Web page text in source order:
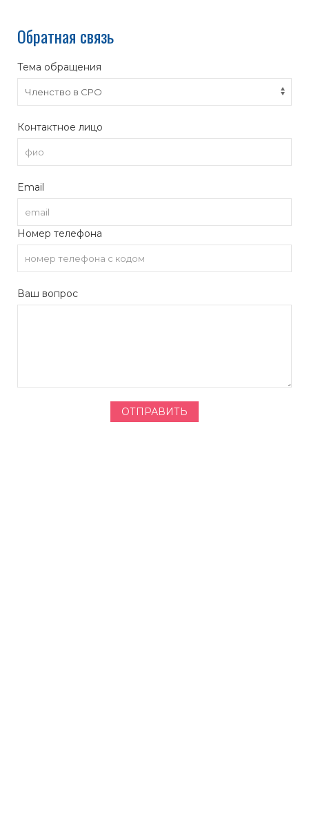
Обратная связь
Тема обращения
Контактное лицо
Email
Номер телефона
Ваш вопрос